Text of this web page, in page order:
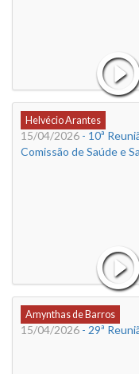
Helvécio Arantes
15/04/2026 - 10ª
Comissão de Saúde e
Amynthas de Barros
15/04/2026 - 29ª